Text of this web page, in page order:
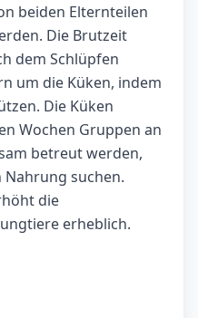
beiden Elternteilen
Die Brutzeit
dem Schlüpfen
um die Küken, indem
Die Küken
Wochen Gruppen an
betreut werden,
suchen.
die
erheblich.